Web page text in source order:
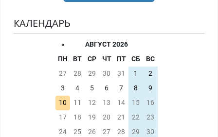
КАЛЕНДАРЬ
«
АВГУСТ 2026
ПН
ВТ СР ЧТ ПТ СБ
ВС
27
28 29 30 31 1
2
3
4 5 6 7 8
9
10
11 12 13 14 15
16
17
18 19 20 21 22
23
24
25 26 27 28 29
30